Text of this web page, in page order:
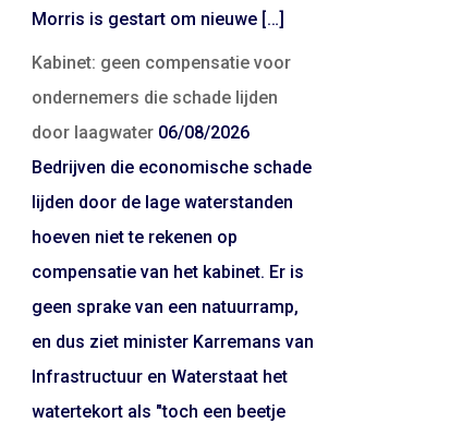
Morris is gestart om nieuwe […]
Kabinet: geen compensatie voor
ondernemers die schade lijden
door laagwater 06/08/2026
Bedrijven die economische schade
lijden door de lage waterstanden
hoeven niet te rekenen op
compensatie van het kabinet. Er is
geen sprake van een natuurramp,
en dus ziet minister Karremans van
Infrastructuur en Waterstaat het
watertekort als "toch een beetje